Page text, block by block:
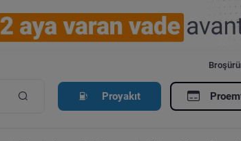
Proyakıt